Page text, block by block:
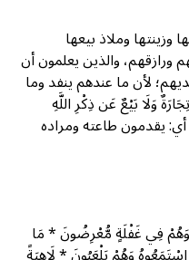
وزينتها وملاذ بيعها
ورازقهم، والذين يعلمون أن
لأن ما عندهم ينفد وما
وَلَا بَيْعٌ عَن ذِكْرِ اللَّهِ
الصَّلَاةِ وَإِيتَاءِ الزَّكَاةِ)[النور: ۳۷] أي: يقدمون طاعته ومراده
فِي غَفْلَةٍ مُّعْرِضُونَ * مَا